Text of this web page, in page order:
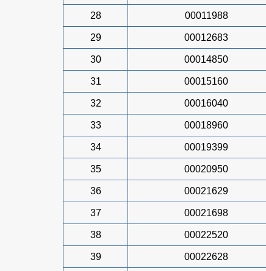
28 00011988
29 00012683
30 00014850
31 00015160
32 00016040
33 00018960
34 00019399
35 00020950
36 00021629
37 00021698
38 00022520
39 00022628